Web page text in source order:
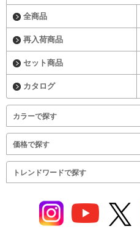
全商品
再入荷商品
セット商品
カタログ
カラーで探す
価格で探す
トレンドワードで探す